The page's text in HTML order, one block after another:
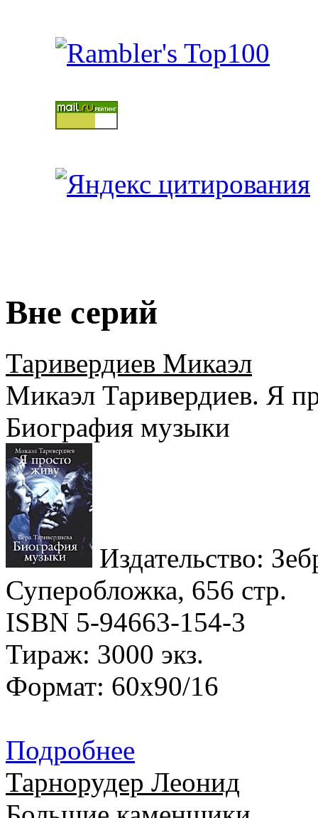
Вне серий
Таривердиев Микаэл
Микаэл Таривердиев. Я
Биография музыки
Издательство:
Суперобложка, 656 стр.
ISBN 5-94663-154-3
Тираж: 3000 экз.
Формат: 60x90/16
Подробнее
Тарнорудер Леонид